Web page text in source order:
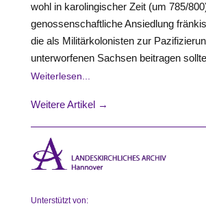
wohl in karolingischer Zeit (um 785/
genossenschaftliche Ansiedlung
die als Militärkolonisten zur
unterworfenen Sachsen beitragen
Weiterlesen...
Weitere Artikel →
Unterstützt von: